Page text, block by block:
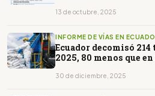
13 de octubre, 2025
INFORME DE VÍAS EN
Ecuador decomisó
2025, 80 menos que en
30 de diciembre, 2025